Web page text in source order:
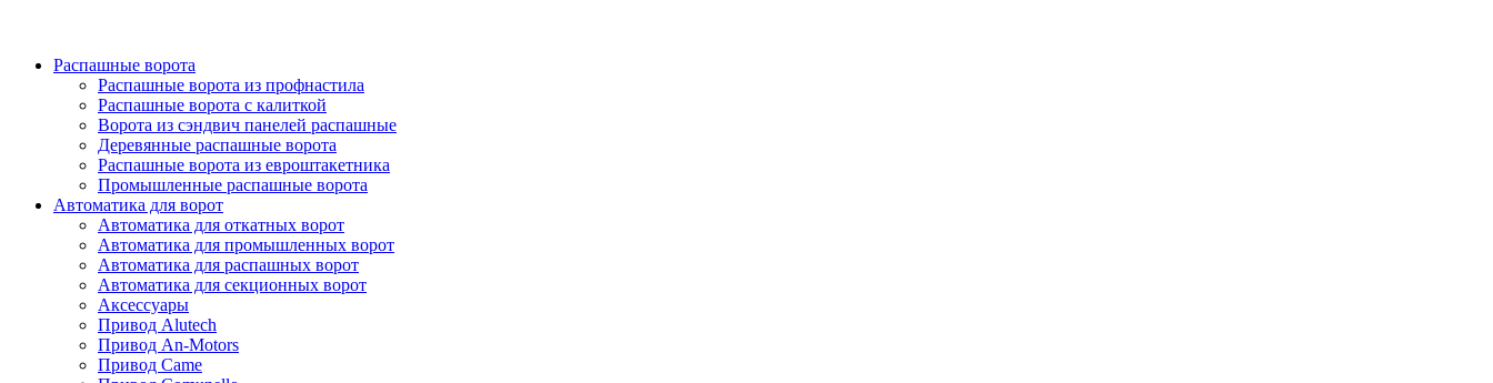
Распашные ворота
Распашные ворота из профнастила
Распашные ворота с калиткой
Ворота из сэндвич панелей распашные
Деревянные распашные ворота
Распашные ворота из евроштакетника
Промышленные распашные ворота
Автоматика для ворот
Автоматика для откатных ворот
Автоматика для промышленных ворот
Автоматика для распашных ворот
Автоматика для секционных ворот
Аксессуары
Привод Alutech
Привод An-Motors
Привод Came